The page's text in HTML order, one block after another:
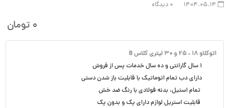
0 دیدگاه
0 تومان
اتوکلاو 18 ، 25 و 30 لیتری کلاس B
۱ سال گارانتی و ده سال خدمات پس از فروش
دارای دب تمام اتوماتیک با قابلیت باز شدن دستی
تمام استیل، بدنه فولادی با رنگ ضد خش
قابلیت استریل لوازم دارای پک و بدون پک